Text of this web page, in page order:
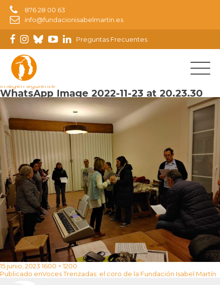
876 28 00 63
info@fundacionisabelmartin.es
Preguntas Frecuentes
Imagen anterior
Imagen siguiente
WhatsApp Image 2022-11-23 at 20.23.30
Publicado
el
15 junio, 2023 Tamaño
completo
1600 × 1200
Navegación
Publicado enVoces Trenzadas: el coro de la Fundación Isabel Martín